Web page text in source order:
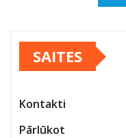
SAITES
Kontakti
Pārlūkot